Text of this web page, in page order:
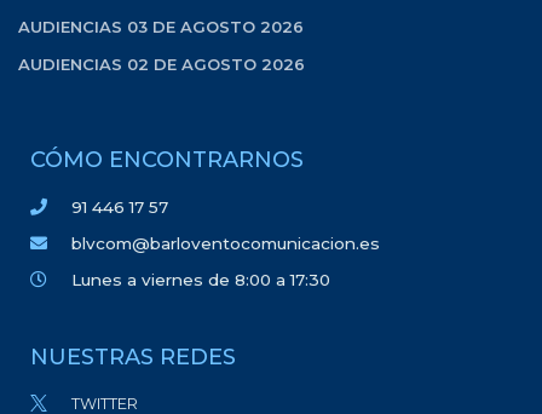
AUDIENCIAS 03 DE AGOSTO 2026
AUDIENCIAS 02 DE AGOSTO 2026
CÓMO ENCONTRARNOS
91 446 17 57
blvcom@barloventocomunicacion.es
Lunes a viernes de 8:00 a 17:30
NUESTRAS REDES
TWITTER